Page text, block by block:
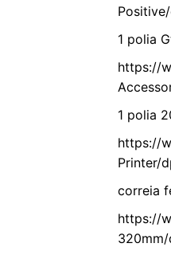
1 polia
https://
1 polia
https://
Printer/
correia
https://
320mm/